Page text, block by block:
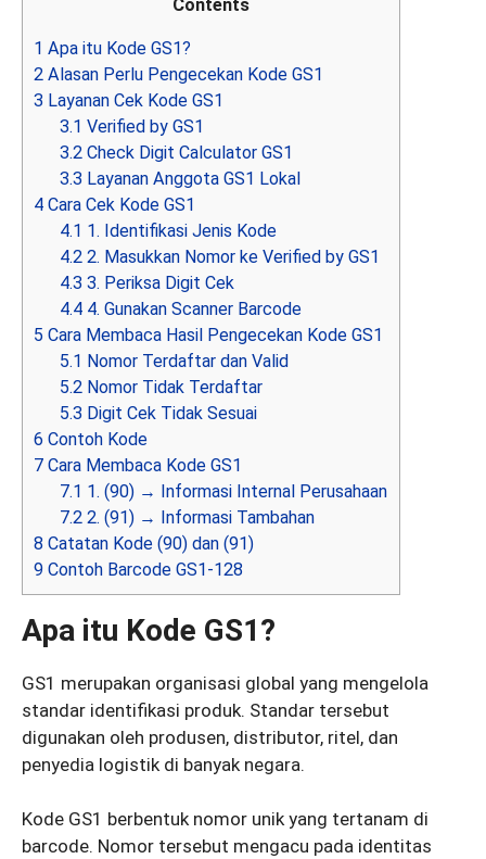
Contents
1 Apa itu Kode GS1?
2 Alasan Perlu Pengecekan Kode GS1
3 Layanan Cek Kode GS1
3.1 Verified by GS1
3.2 Check Digit Calculator GS1
3.3 Layanan Anggota GS1 Lokal
4 Cara Cek Kode GS1
4.1 1. Identifikasi Jenis Kode
4.2 2. Masukkan Nomor ke Verified by GS1
4.3 3. Periksa Digit Cek
4.4 4. Gunakan Scanner Barcode
5 Cara Membaca Hasil Pengecekan Kode GS1
5.1 Nomor Terdaftar dan Valid
5.2 Nomor Tidak Terdaftar
5.3 Digit Cek Tidak Sesuai
6 Contoh Kode
7 Cara Membaca Kode GS1
7.1 1. (90) → Informasi Internal Perusahaan
7.2 2. (91) → Informasi Tambahan
8 Catatan Kode (90) dan (91)
9 Contoh Barcode GS1-128
Apa itu Kode GS1?
GS1 merupakan organisasi global yang mengelola
standar identifikasi produk. Standar tersebut
digunakan oleh produsen, distributor, ritel, dan
penyedia logistik di banyak negara.
Kode GS1 berbentuk nomor unik yang tertanam di
barcode. Nomor tersebut mengacu pada identitas